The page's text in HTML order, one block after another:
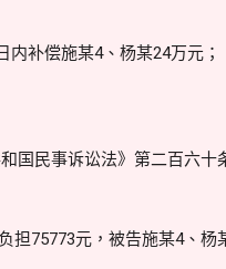
补偿施某4、杨某24万元；
国民事诉讼法》第二百六十
75773元，被告施某4、杨